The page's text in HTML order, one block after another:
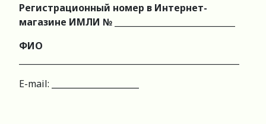
Регистрационный номер в Интернет-
магазине ИМЛИ № _____________________________
ФИО
E-mail: _____________________